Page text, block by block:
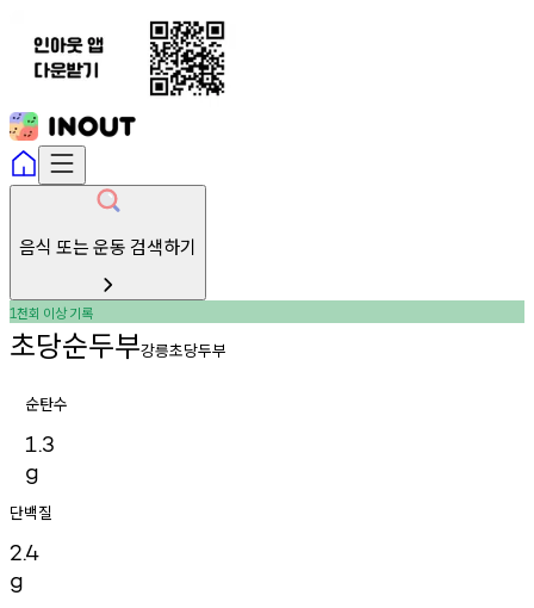
음식 또는 운동 검색하기
1천회 이상기록
초당순두부강릉초당두부
순탄수
1.3
g
단백질
2.4
g